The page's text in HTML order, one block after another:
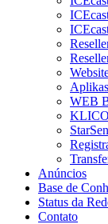
WEB
Anúncios
Base de
Status da
Contato